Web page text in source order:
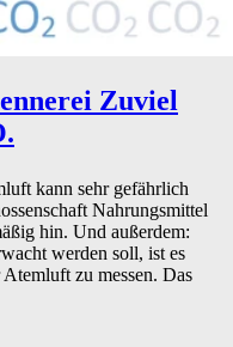
Zuviel
kann sehr gefährlich
Nahrungsmittel
hin. Und außerdem:
werden soll, ist es
zu messen. Das